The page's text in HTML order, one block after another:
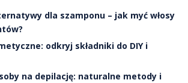
dla szamponu – jak myć włosy
odkryj składniki do DIY i
na depilację: naturalne metody i